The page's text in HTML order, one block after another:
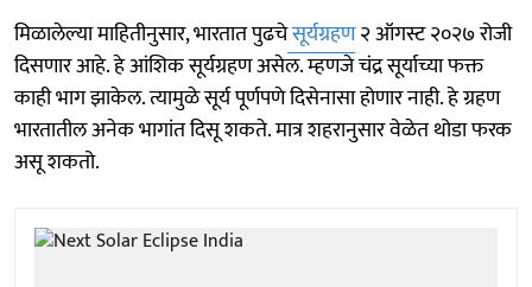
मिळालेल्या माहितीनुसार, भारतात पुढचेसूर्यग्रहण२ ऑगस्ट २०२७ रोजी
दिसणार आहे. हे आंशिक सूर्यग्रहण असेल. म्हणजे चंद्र सूर्याच्या फक्त
काही भाग झाकेल. त्यामुळे सूर्य पूर्णपणे दिसेनासा होणार नाही. हे ग्रहण
भारतातील अनेक भागांत दिसू शकते. मात्र शहरानुसार वेळेत थोडा फरक
असू शकतो.